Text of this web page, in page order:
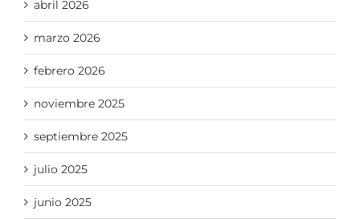
abril 2026
marzo 2026
febrero 2026
noviembre 2025
septiembre 2025
julio 2025
junio 2025